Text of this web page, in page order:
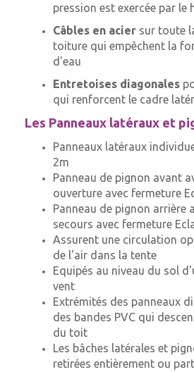
pression est exercée par le
Câbles en acier sur toute
toiture qui empêchent la
d'eau
Entretoises diagonales
qui renforcent le cadre
Les Panneaux latéraux et
Panneaux latéraux
2m
Panneau de pignon avant
ouverture avec fermeture
Panneau de pignon arrière
secours avec fermeture
Assurent une circulation
de l'air dans la tente
Equipés au niveau du sol
vent
Extrémités des panneaux
des bandes PVC qui
du toit
Les bâches latérales et
retirées entièrement ou